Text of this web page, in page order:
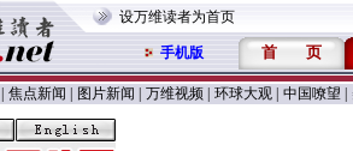
设万维读者为首页
手机版 首 页
焦点新闻 图片新闻 万维视频 环球大观 中国嘹望